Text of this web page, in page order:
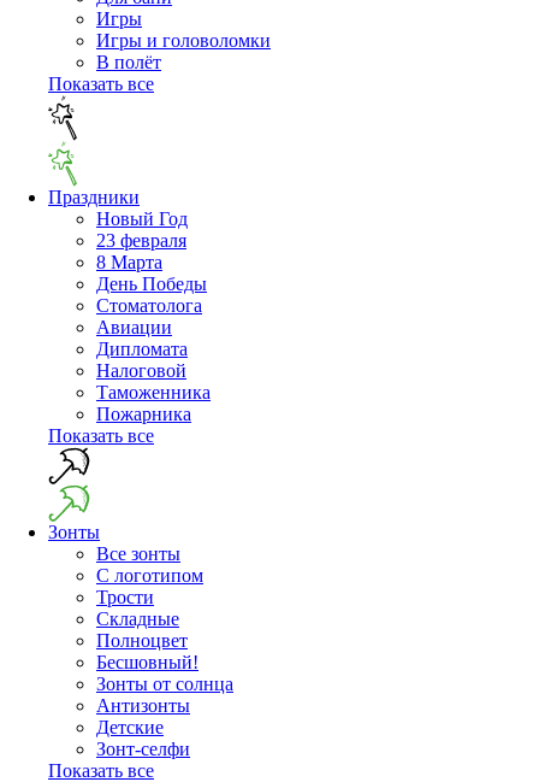
Игры
Игры и головоломки
В полёт
Показать все
Праздники
Новый Год
23 февраля
8 Марта
День Победы
Cтоматолога
Авиации
Дипломата
Налоговой
Таможенника
Пожарника
Показать все
Зонты
Все зонты
С логотипом
Трости
Складные
Полноцвет
Бесшовный!
Зонты от солнца
Антизонты
Детские
Зонт-селфи
Показать все